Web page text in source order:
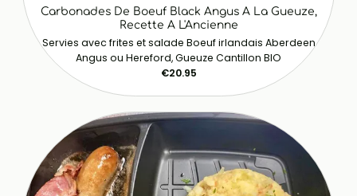
Carbonades De Boeuf Black Angus A La Gueuze,
Recette A L'Ancienne
Servies avec frites et salade Boeuf irlandais Aberdeen
Angus ou Hereford, Gueuze Cantillon BIO
€20.95